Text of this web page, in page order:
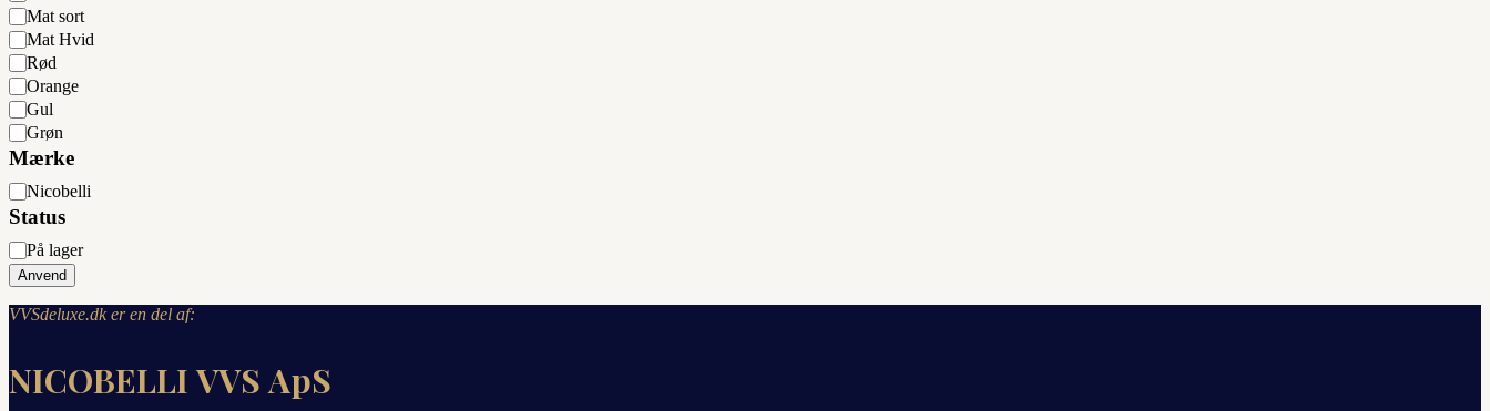
Mat sort
Mat Hvid
Rød
Orange
Gul
Grøn
Mærke
Mærke
Nicobelli
Status
Status
På lager
Anvend
VVSdeluxe.dk er en del af:
NICOBELLI VVS ApS